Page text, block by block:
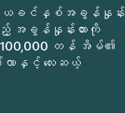
သည် ယခင်နှစ်အခွန်နှုန်း
အခွန်နှုန်းထားကို
တန် အိမ်၏
ာနှင့် လေးဆယ့်